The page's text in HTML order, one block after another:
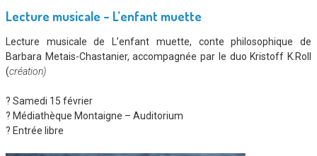
Lecture musicale – L’enfant muette
Lecture musicale de L’enfant muette, conte philosophique de
Barbara Metais-Chastanier, accompagnée par le duo Kristoff K.Roll
(création)
? Samedi 15 février
? Médiathèque Montaigne – Auditorium
? Entrée libre